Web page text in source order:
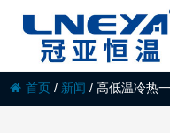
首页 / 新闻 /高低温冷热